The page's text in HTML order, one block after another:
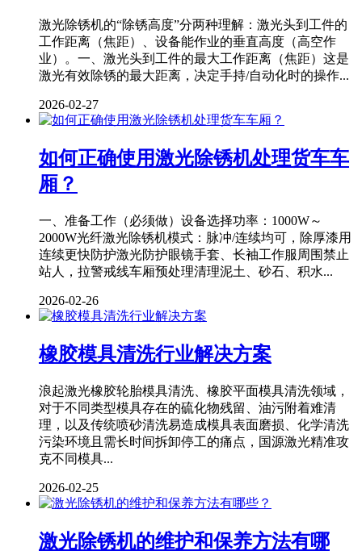
激光除锈机的“除锈高度”分两种理解：激光头到工件的
工作距离（焦距）、设备能作业的垂直高度（高空作
业）。一、激光头到工件的最大工作距离（焦距）这是
激光有效除锈的最大距离，决定手持/自动化时的操作...
2026-02-27
如何正确使用激光除锈机处理货车车
厢？
一、准备工作（必须做）设备选择功率：1000W～
2000W光纤激光除锈机模式：脉冲/连续均可，除厚漆用
连续更快防护激光防护眼镜手套、长袖工作服周围禁止
站人，拉警戒线车厢预处理清理泥土、砂石、积水...
2026-02-26
橡胶模具清洗行业解决方案
浪起激光橡胶轮胎模具清洗、橡胶平面模具清洗领域，
对于不同类型模具存在的硫化物残留、油污附着难清
理，以及传统喷砂清洗易造成模具表面磨损、化学清洗
污染环境且需长时间拆卸停工的痛点，国源激光精准攻
克不同模具...
2026-02-25
激光除锈机的维护和保养方法有哪